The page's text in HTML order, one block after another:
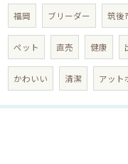
福岡 ブリーダー 筑後
ペット 直売 健康
かわいい 清潔 アット